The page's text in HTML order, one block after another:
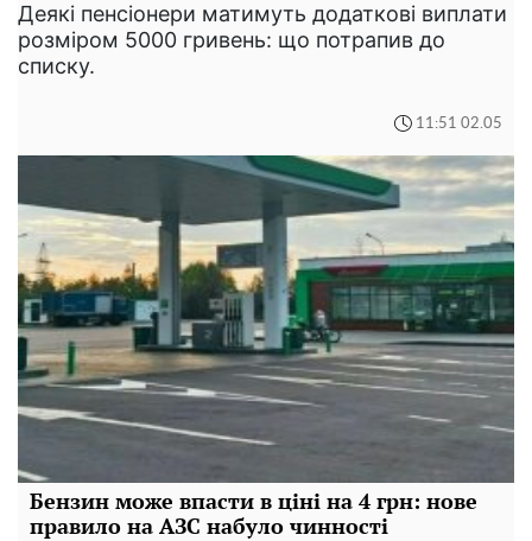
Деякі пенсіонери матимуть додаткові виплати
розміром 5000 гривень: що потрапив до
списку.
11:51 02.05
Бензин може впасти в ціні на 4 грн: нове
правило на АЗС набуло чинності